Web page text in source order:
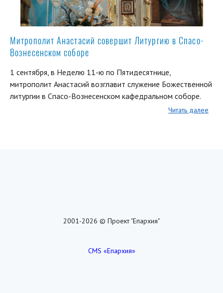
Митрополит Анастасий совершит Литургию в Спасо-
Вознесенском соборе
1 сентября, в Неделю 11-ю по Пятидесятнице,
митрополит Анастасий возглавит служение Божественной
литургии в Спасо-Вознесенском кафедральном соборе.
Читать далее
2001-2026 © Проект "Епархия"
CMS «Епархия»